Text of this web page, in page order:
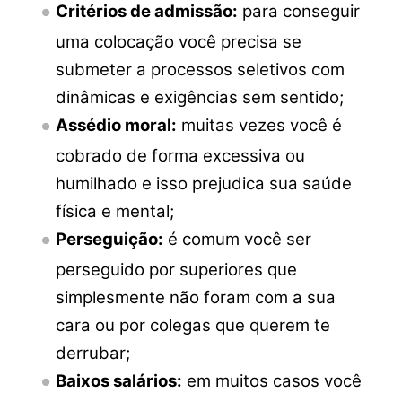
Critérios de admissão: para conseguir
uma colocação você precisa se
submeter a processos seletivos com
dinâmicas e exigências sem sentido;
Assédio moral: muitas vezes você é
cobrado de forma excessiva ou
humilhado e isso prejudica sua saúde
física e mental;
Perseguição: é comum você ser
perseguido por superiores que
simplesmente não foram com a sua
cara ou por colegas que querem te
derrubar;
Baixos salários: em muitos casos você